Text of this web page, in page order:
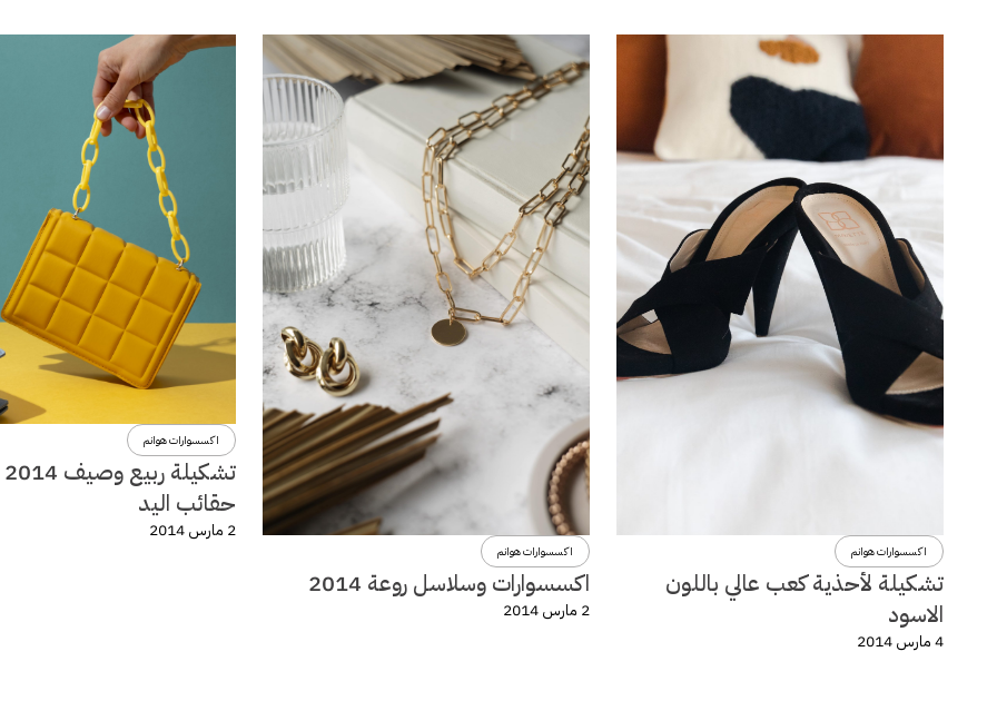
اكسسوارات هوانم
تشكيلة لأحذية كعب عالي باللون
الاسود
4 مارس 2014
اكسسوارات هوانم
اكسسوارات وسلاسل روعة 2014
2 مارس 2014
اكسسوارات هوانم
حقائب اليد
2 مارس 2014